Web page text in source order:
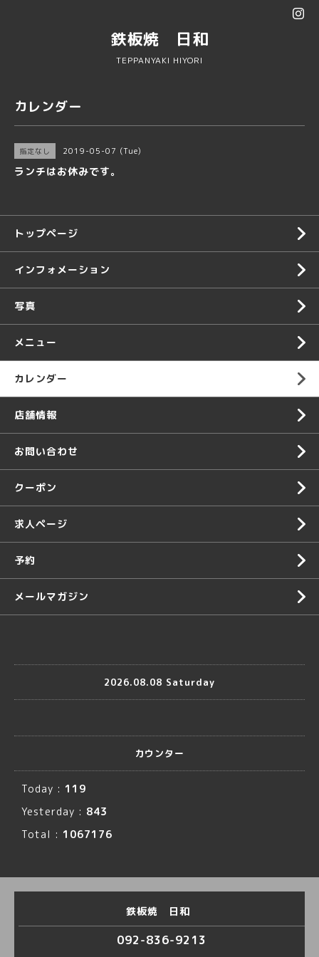
鉄板焼 日和
TEPPANYAKI HIYORI
カレンダー
指定なし 2019-05-07 (Tue)
ランチはお休みです。
トップページ
インフォメーション
写真
メニュー
カレンダー
店舗情報
お問い合わせ
クーポン
求人ページ
予約
メールマガジン
2026.08.08 Saturday
カウンター
Today : 119
Yesterday : 843
Total : 1067176
鉄板焼 日和
092-836-9213